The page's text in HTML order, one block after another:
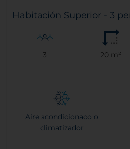
Habitación Superior - 3
3 20 m²
Aire acondicionado o
climatizador